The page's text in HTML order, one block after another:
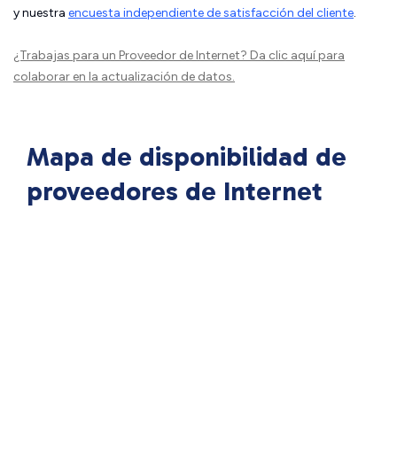
y nuestra encuesta independiente de satisfacción del cliente.
¿Trabajas para un Proveedor de Internet? Da clic aquípara
colaborar en la actualización de datos.
Mapa de disponibilidad de
proveedores de Internet